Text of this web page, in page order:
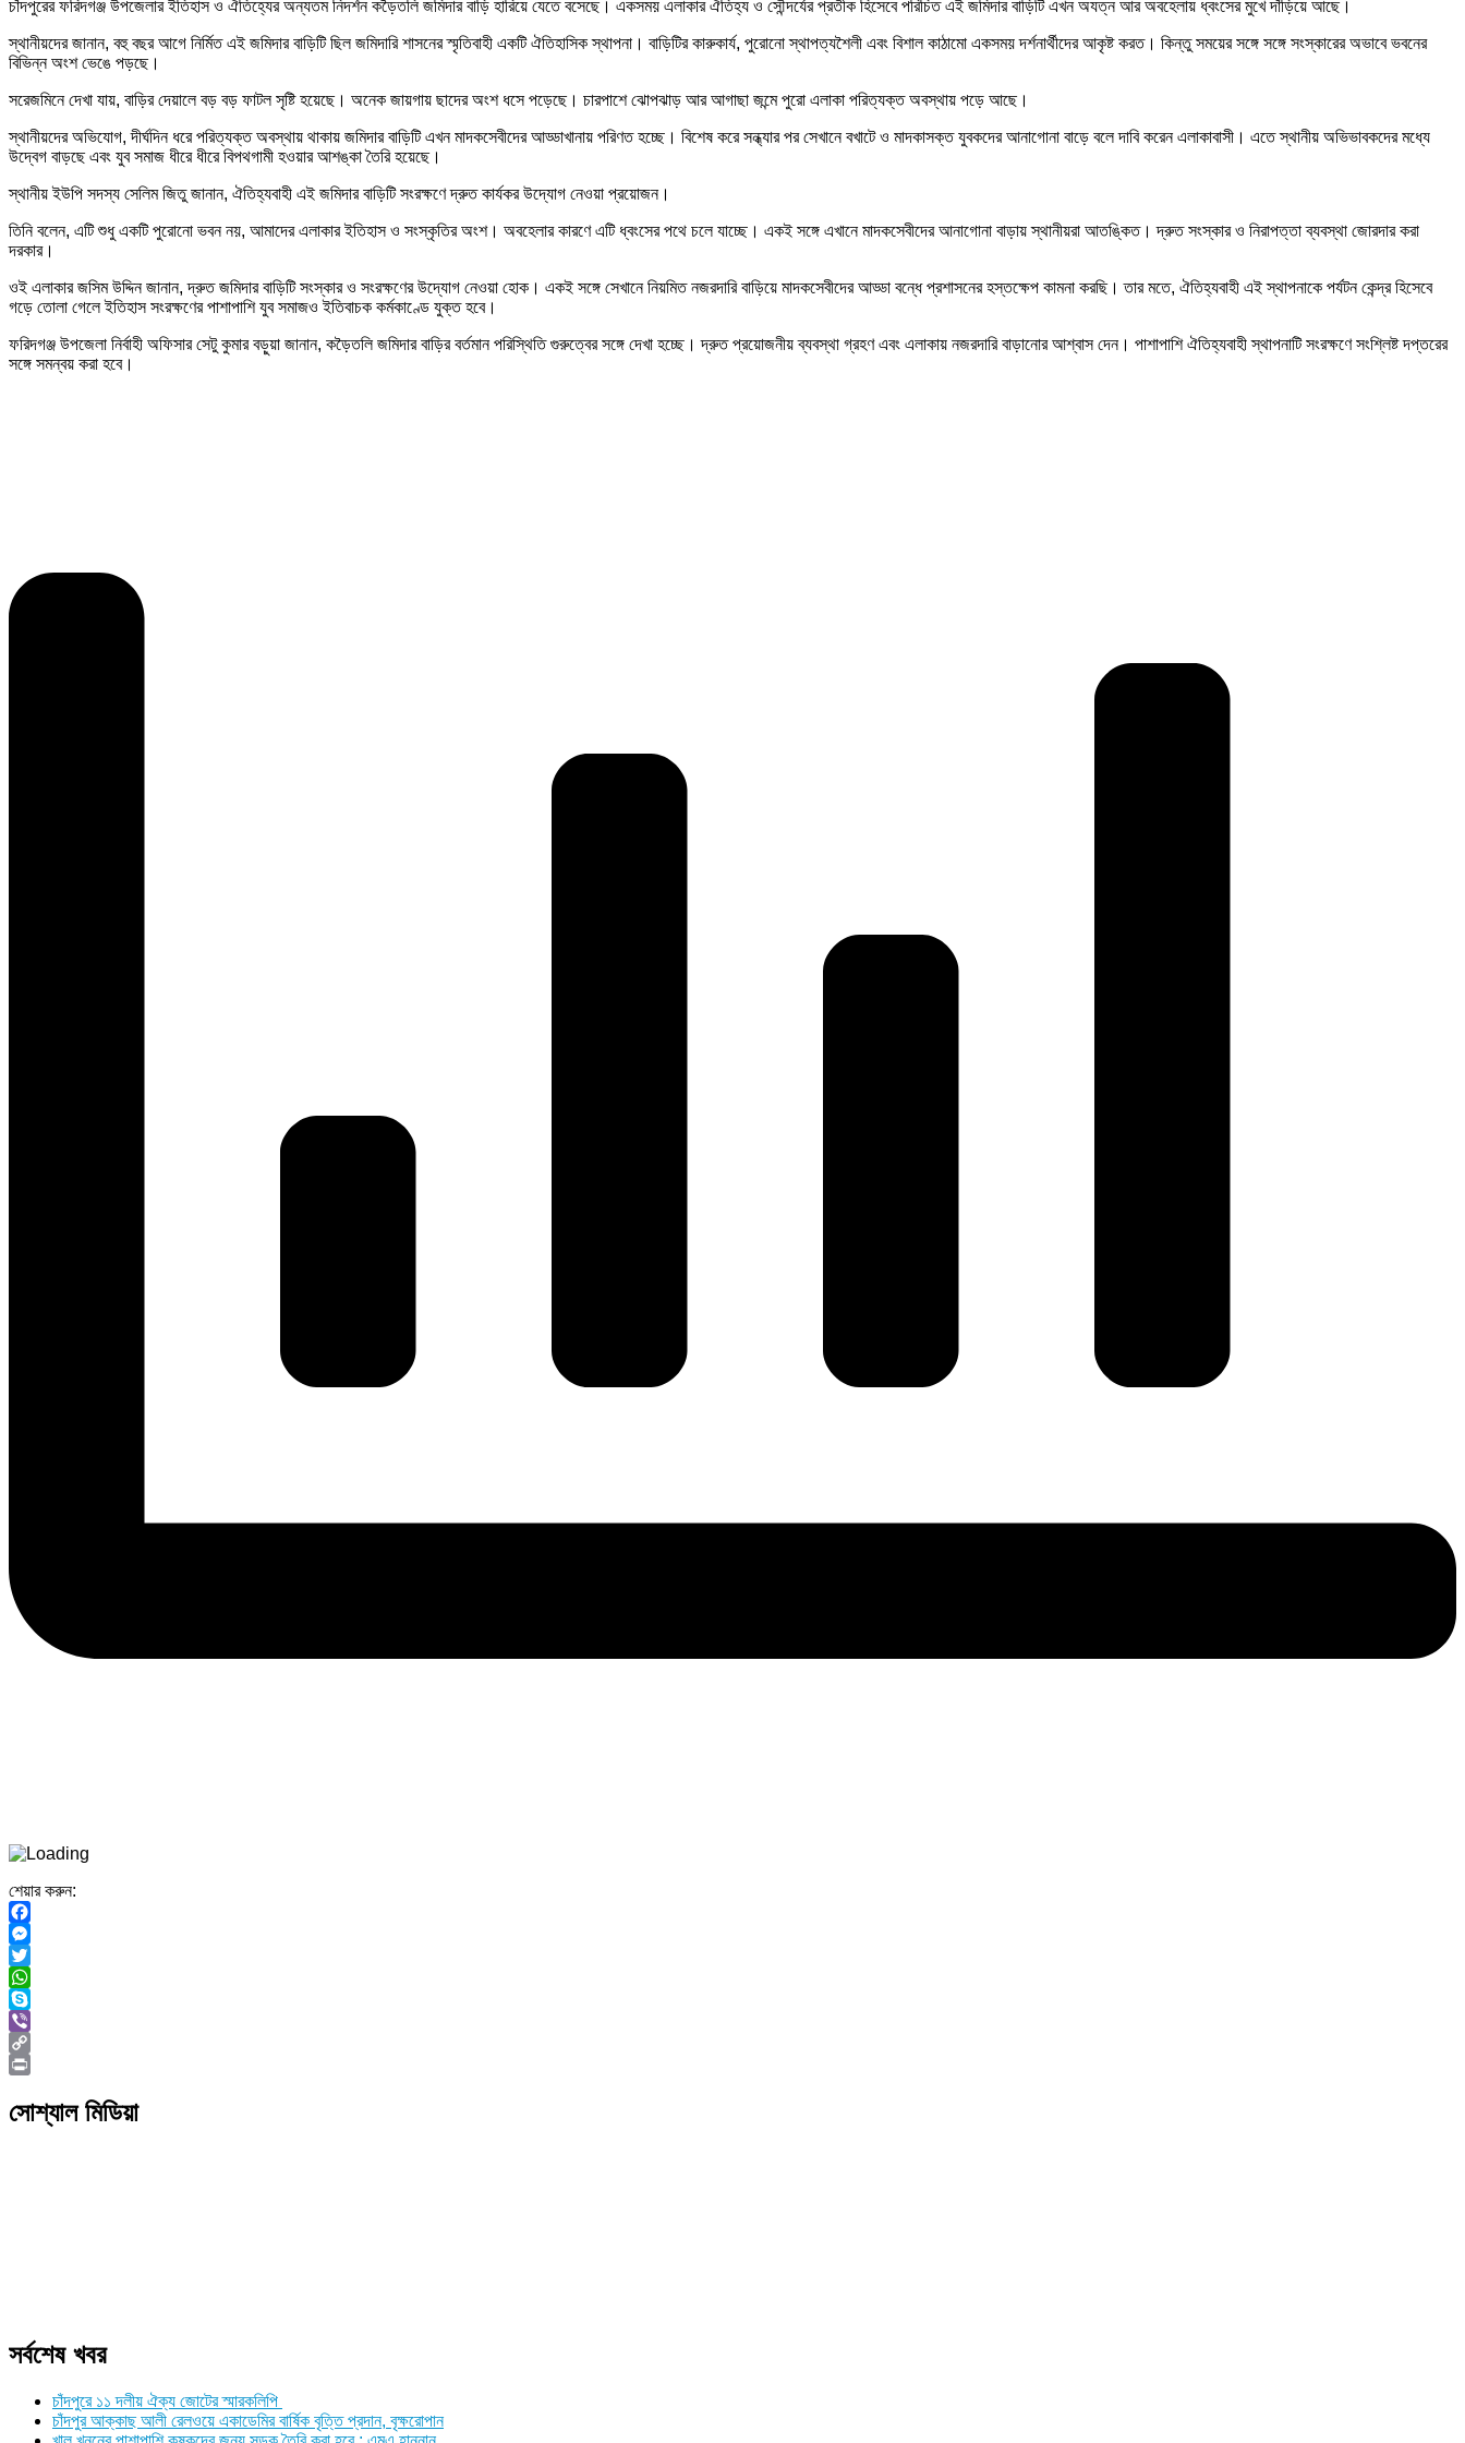
চাঁদপুরের ফরিদগঞ্জ উপজেলার ইতিহাস ও ঐতিহ্যের অন্যতম নিদর্শন কড়ৈতলি জমিদার বাড়ি হারিয়ে যেতে বসেছে। একসময় এলাকার ঐতিহ্য ও সৌন্দর্যের প্রতীক হিসেবে পরিচিত এই জমিদার বাড়িটি এখন অযত্ন আর অবহেলায় ধ্বংসের মুখে দাঁড়িয়ে আছে।
স্থানীয়দের জানান, বহু বছর আগে নির্মিত এই জমিদার বাড়িটি ছিল জমিদারি শাসনের স্মৃতিবাহী একটি ঐতিহাসিক স্থাপনা। বাড়িটির কারুকার্য, পুরোনো স্থাপত্যশৈলী এবং বিশাল কাঠামো একসময় দর্শনার্থীদের আকৃষ্ট করত। কিন্তু সময়ের সঙ্গে সঙ্গে সংস্কারের অভাবে ভবনের
বিভিন্ন অংশ ভেঙে পড়ছে।
সরেজমিনে দেখা যায়, বাড়ির দেয়ালে বড় বড় ফাটল সৃষ্টি হয়েছে। অনেক জায়গায় ছাদের অংশ ধসে পড়েছে। চারপাশে ঝোপঝাড় আর আগাছা জন্মে পুরো এলাকা পরিত্যক্ত অবস্থায় পড়ে আছে।
স্থানীয়দের অভিযোগ, দীর্ঘদিন ধরে পরিত্যক্ত অবস্থায় থাকায় জমিদার বাড়িটি এখন মাদকসেবীদের আড্ডাখানায় পরিণত হচ্ছে। বিশেষ করে সন্ধ্যার পর সেখানে বখাটে ও মাদকাসক্ত যুবকদের আনাগোনা বাড়ে বলে দাবি করেন এলাকাবাসী। এতে স্থানীয় অভিভাবকদের মধ্যে
উদ্বেগ বাড়ছে এবং যুব সমাজ ধীরে ধীরে বিপথগামী হওয়ার আশঙ্কা তৈরি হয়েছে।
স্থানীয় ইউপি সদস্য সেলিম জিতু জানান, ঐতিহ্যবাহী এই জমিদার বাড়িটি সংরক্ষণে দ্রুত কার্যকর উদ্যোগ নেওয়া প্রয়োজন।
তিনি বলেন, এটি শুধু একটি পুরোনো ভবন নয়, আমাদের এলাকার ইতিহাস ও সংস্কৃতির অংশ। অবহেলার কারণে এটি ধ্বংসের পথে চলে যাচ্ছে। একই সঙ্গে এখানে মাদকসেবীদের আনাগোনা বাড়ায় স্থানীয়রা আতঙ্কিত। দ্রুত সংস্কার ও নিরাপত্তা ব্যবস্থা জোরদার করা
দরকার।
ওই এলাকার জসিম উদ্দিন জানান, দ্রুত জমিদার বাড়িটি সংস্কার ও সংরক্ষণের উদ্যোগ নেওয়া হোক। একই সঙ্গে সেখানে নিয়মিত নজরদারি বাড়িয়ে মাদকসেবীদের আড্ডা বন্ধে প্রশাসনের হস্তক্ষেপ কামনা করছি। তার মতে, ঐতিহ্যবাহী এই স্থাপনাকে পর্যটন কেন্দ্র হিসেবে
গড়ে তোলা গেলে ইতিহাস সংরক্ষণের পাশাপাশি যুব সমাজও ইতিবাচক কর্মকাণ্ডে যুক্ত হবে।
ফরিদগঞ্জ উপজেলা নির্বাহী অফিসার সেটু কুমার বড়ুয়া জানান, কড়ৈতলি জমিদার বাড়ির বর্তমান পরিস্থিতি গুরুত্বের সঙ্গে দেখা হচ্ছে। দ্রুত প্রয়োজনীয় ব্যবস্থা গ্রহণ এবং এলাকায় নজরদারি বাড়ানোর আশ্বাস দেন। পাশাপাশি ঐতিহ্যবাহী স্থাপনাটি সংরক্ষণে সংশ্লিষ্ট দপ্তরের
সঙ্গে সমন্বয় করা হবে।
শেয়ার করুন:
Facebook
Messenger
Twitter
WhatsApp
Skype
Viber
Copy
সোশ্যাল মিডিয়া
সর্বশেষ খবর
চাঁদপুরে ১১ দলীয় ঐক্য জোটের স্মারকলিপি
চাঁদপুর আক্কাছ আলী রেলওয়ে একাডেমির বার্ষিক বৃত্তি প্রদান, বৃক্ষরোপান